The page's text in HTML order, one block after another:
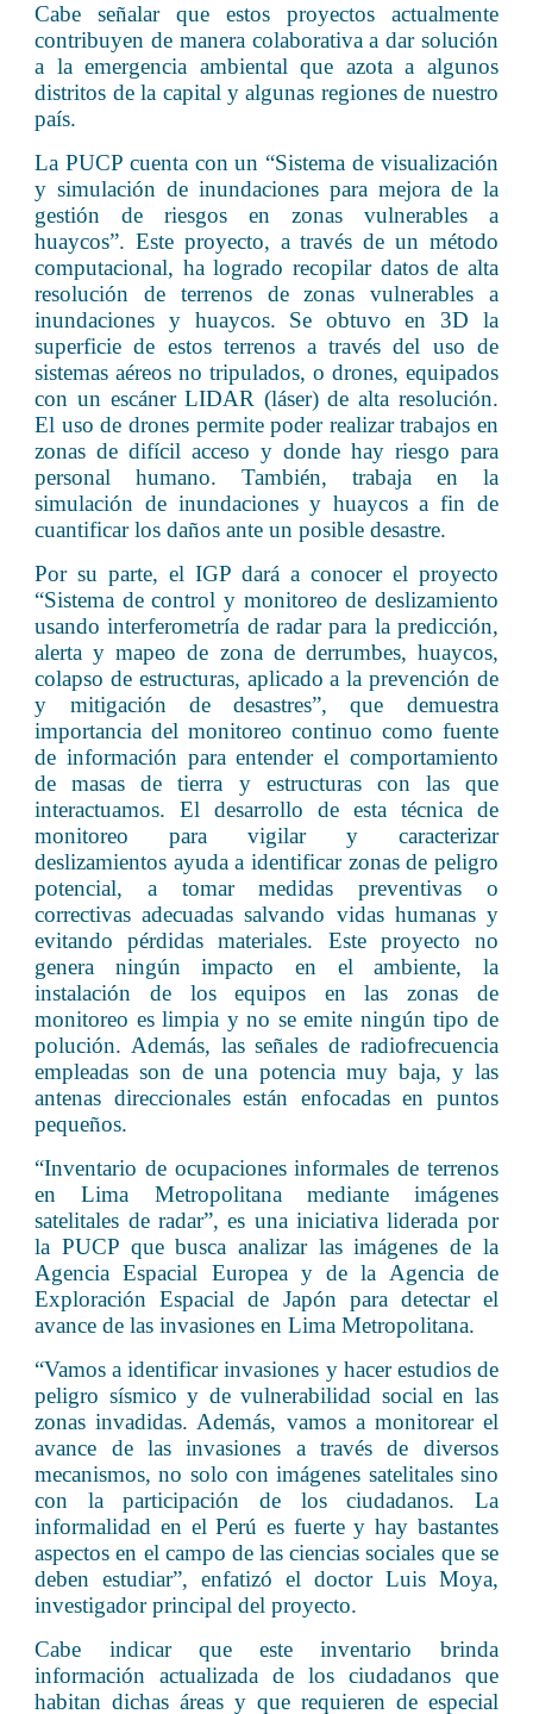
Cabe señalar que estos proyectos actualmente
contribuyen de manera colaborativa a dar solución
a la emergencia ambiental que azota a algunos
distritos de la capital y algunas regiones de nuestro
país.
La PUCP cuenta con un “Sistema de visualización
y simulación de inundaciones para mejora de la
gestión de riesgos en zonas vulnerables a
huaycos”. Este proyecto, a través de un método
computacional, ha logrado recopilar datos de alta
resolución de terrenos de zonas vulnerables a
inundaciones y huaycos. Se obtuvo en 3D la
superficie de estos terrenos a través del uso de
sistemas aéreos no tripulados, o drones, equipados
con un escáner LIDAR (láser) de alta resolución.
El uso de drones permite poder realizar trabajos en
zonas de difícil acceso y donde hay riesgo para
personal humano. También, trabaja en la
simulación de inundaciones y huaycos a fin de
cuantificar los daños ante un posible desastre.
Por su parte, el IGP dará a conocer el proyecto
“Sistema de control y monitoreo de deslizamiento
usando interferometría de radar para la predicción,
alerta y mapeo de zona de derrumbes, huaycos,
colapso de estructuras, aplicado a la prevención de
y mitigación de desastres”, que demuestra
importancia del monitoreo continuo como fuente
de información para entender el comportamiento
de masas de tierra y estructuras con las que
interactuamos. El desarrollo de esta técnica de
monitoreo para vigilar y caracterizar
deslizamientos ayuda a identificar zonas de peligro
potencial, a tomar medidas preventivas o
correctivas adecuadas salvando vidas humanas y
evitando pérdidas materiales. Este proyecto no
genera ningún impacto en el ambiente, la
instalación de los equipos en las zonas de
monitoreo es limpia y no se emite ningún tipo de
polución. Además, las señales de radiofrecuencia
empleadas son de una potencia muy baja, y las
antenas direccionales están enfocadas en puntos
pequeños.
“Inventario de ocupaciones informales de terrenos
en Lima Metropolitana mediante imágenes
satelitales de radar”, es una iniciativa liderada por
la PUCP que busca analizar las imágenes de la
Agencia Espacial Europea y de la Agencia de
Exploración Espacial de Japón para detectar el
avance de las invasiones en Lima Metropolitana.
“Vamos a identificar invasiones y hacer estudios de
peligro sísmico y de vulnerabilidad social en las
zonas invadidas. Además, vamos a monitorear el
avance de las invasiones a través de diversos
mecanismos, no solo con imágenes satelitales sino
con la participación de los ciudadanos. La
informalidad en el Perú es fuerte y hay bastantes
aspectos en el campo de las ciencias sociales que se
deben estudiar”, enfatizó el doctor Luis Moya,
investigador principal del proyecto.
Cabe indicar que este inventario brinda
información actualizada de los ciudadanos que
habitan dichas áreas y que requieren de especial